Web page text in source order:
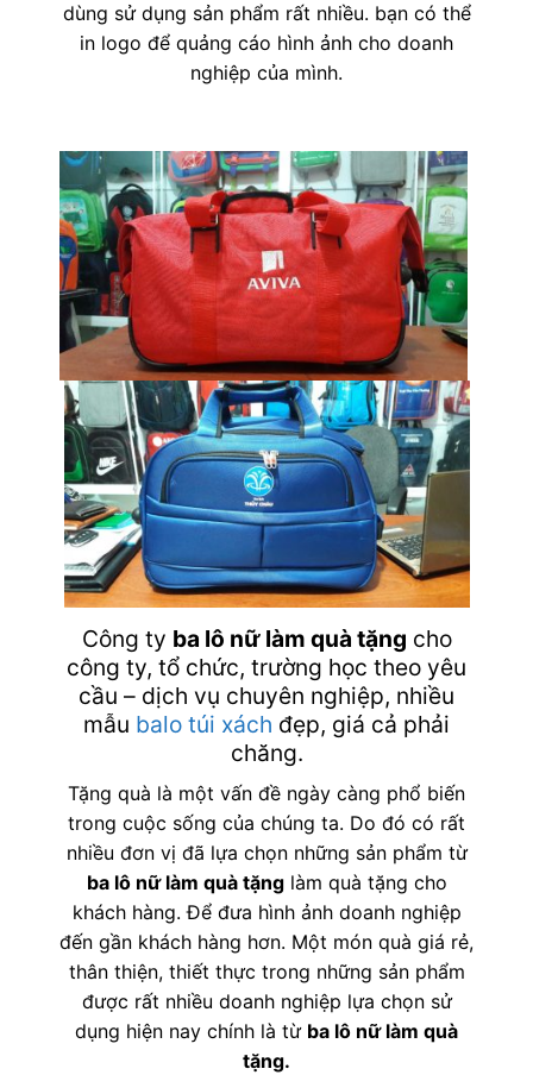
dùng sử dụng sản phẩm rất nhiều. bạn có thể
in logo để quảng cáo hình ảnh cho doanh
nghiệp của mình.
Công ty ba lô nữ làm quà tặng cho
công ty, tổ chức, trường học theo yêu
cầu – dịch vụ chuyên nghiệp, nhiều
mẫu balo túi xách đẹp, giá cả phải
chăng.
Tặng quà là một vấn đề ngày càng phổ biến
trong cuộc sống của chúng ta. Do đó có rất
nhiều đơn vị đã lựa chọn những sản phẩm từ
ba lô nữ làm quà tặnglàm quà tặng cho
khách hàng. Để đưa hình ảnh doanh nghiệp
đến gần khách hàng hơn. Một món quà giá rẻ,
thân thiện, thiết thực trong những sản phẩm
được rất nhiều doanh nghiệp lựa chọn sử
dụng hiện nay chính là từ ba lô nữ làm quà
tặng.